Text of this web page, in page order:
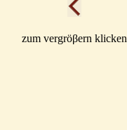
zum vergröβern klicken